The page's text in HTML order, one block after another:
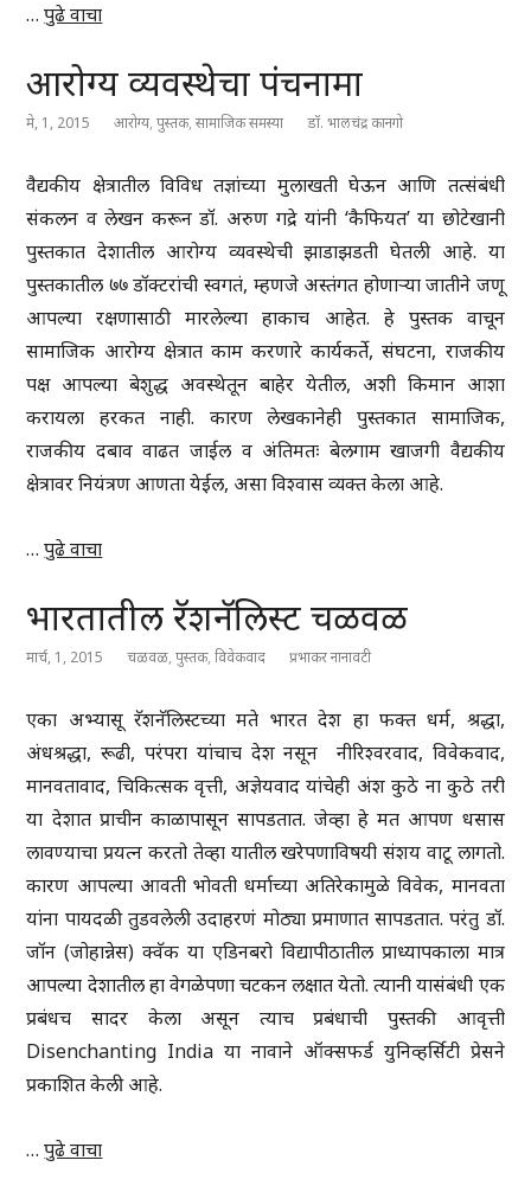
…पुढे वाचा
आरोग्य व्यवस्थेचा पंचनामा
मे, 1, 2015 आरोग्य,पुस्तक,सामाजिक समस्या डॉ. भालचंद्र कानगो
वैद्यकीय क्षेत्रातील विविध तज्ञांच्या मुलाखती घेऊन आणि तत्संबंधी
संकलन व लेखन करून डॉ. अरुण गद्रे यांनी ‘कैफियत’ या छोटेखानी
पुस्तकात देशातील आरोग्य व्यवस्थेची झाडाझडती घेतली आहे. या
पुस्तकातील ७७ डॉक्टरांची स्वगतं, म्हणजे अस्तंगत होणाऱ्या जातीने जणू
आपल्या रक्षणासाठी मारलेल्या हाकाच आहेत. हे पुस्तक वाचून
सामाजिक आरोग्य क्षेत्रात काम करणारे कार्यकर्ते, संघटना, राजकीय
पक्ष आपल्या बेशुद्ध अवस्थेतून बाहेर येतील, अशी किमान आशा
करायला हरकत नाही. कारण लेखकानेही पुस्तकात सामाजिक,
राजकीय दबाव वाढत जाईल व अंतिमतः बेलगाम खाजगी वैद्यकीय
क्षेत्रावर नियंत्रण आणता येईल, असा विश्वास व्यक्त केला आहे.
…पुढे वाचा
भारतातील रॅशनॅलिस्ट चळवळ
मार्च, 1, 2015 चळवळ,पुस्तक,विवेकवाद प्रभाकर नानावटी
एका अभ्यासू रॅशनॅलिस्टच्या मते भारत देश हा फक्त धर्म, श्रद्धा,
अंधश्रद्धा, रूढी, परंपरा यांचाच देश नसून नीरिश्वरवाद, विवेकवाद,
मानवतावाद, चिकित्सक वृत्ती, अज्ञेयवाद यांचेही अंश कुठे ना कुठे तरी
या देशात प्राचीन काळापासून सापडतात. जेव्हा हे मत आपण धसास
लावण्याचा प्रयत्न करतो तेव्हा यातील खरेपणाविषयी संशय वाटू लागतो.
कारण आपल्या आवती भोवती धर्माच्या अतिरेकामुळे विवेक, मानवता
यांना पायदळी तुडवलेली उदाहरणं मोठ्या प्रमाणात सापडतात. परंतु डॉ.
जॉन (जोहान्नेस) क्वॅक या एडिनबरो विद्यापीठातील प्राध्यापकाला मात्र
आपल्या देशातील हा वेगळेपणा चटकन लक्षात येतो. त्यानी यासंबंधी एक
प्रबंधच सादर केला असून त्याच प्रबंधाची पुस्तकी आवृत्ती
Disenchanting India या नावाने ऑक्सफर्ड युनिव्हर्सिटी प्रेसने
प्रकाशित केली आहे.
…पुढे वाचा